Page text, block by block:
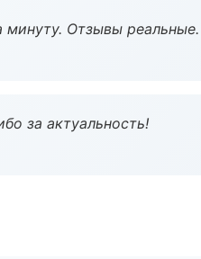
минуту. Отзывы реальные.
за актуальность!